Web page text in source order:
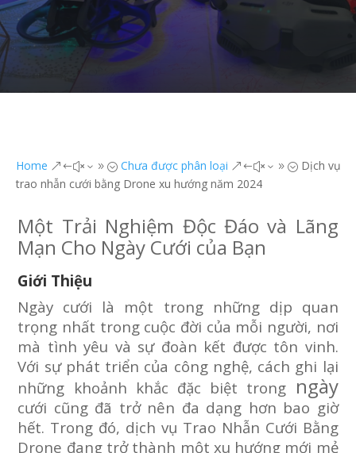
Home &#x39; Chưa được phân loại &#x39; Dịch vụ
trao nhẫn cưới bằng Drone xu hướng năm 2024
Một Trải Nghiệm Độc Đáo và Lãng
Mạn Cho Ngày Cưới của Bạn
Giới Thiệu
Ngày cưới là một trong những dịp quan
trọng nhất trong cuộc đời của mỗi người, nơi
mà tình yêu và sự đoàn kết được tôn vinh.
Với sự phát triển của công nghệ, cách ghi lại
những khoảnh khắc đặc biệt trong ngày
cưới cũng đã trở nên đa dạng hơn bao giờ
hết. Trong đó, dịch vụ Trao Nhẫn Cưới Bằng
Drone đang trở thành một xu hướng mới mẻ